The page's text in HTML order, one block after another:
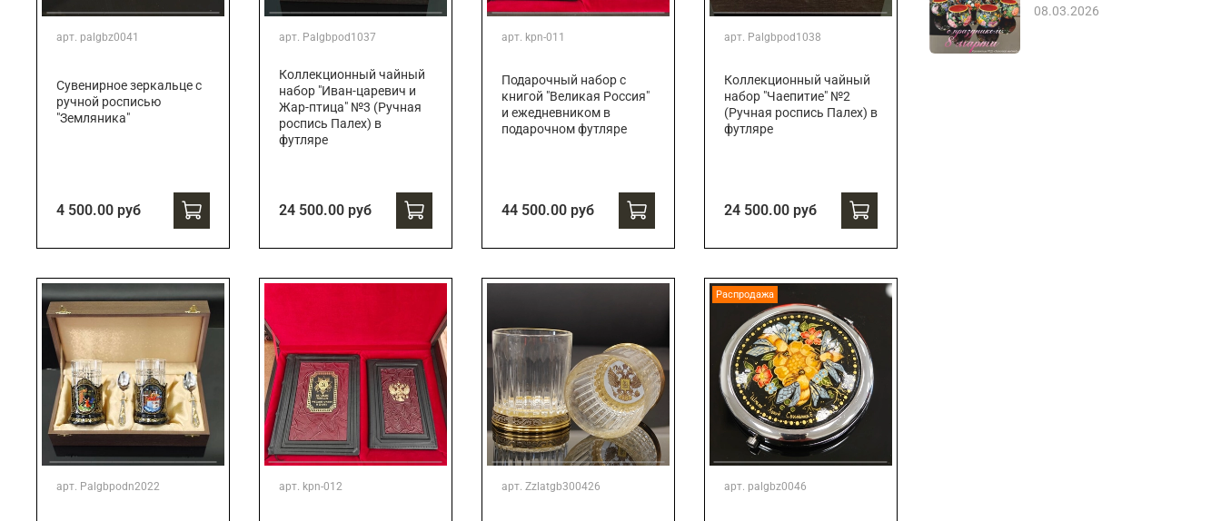
арт. palgbz0041
Сувенирное зеркальце с
ручной росписью
"Земляника"
4 500.00 руб
арт. Palgbpod1037
Коллекционный чайный
набор "Иван-царевич и
Жар-птица" №3 (Ручная
роспись Палех) в
футляре
24 500.00 руб
арт. kpn-011
Подарочный набор с
книгой "Великая Россия"
и ежедневником в
подарочном футляре
44 500.00 руб
арт. Palgbpod1038
Коллекционный чайный
набор "Чаепитие" №2
(Ручная роспись Палех) в
футляре
24 500.00 руб
арт. Palgbpodn2022 арт. kpn-012 арт. Zzlatgb300426
Распродажа
арт. palgbz0046
08.03.2026